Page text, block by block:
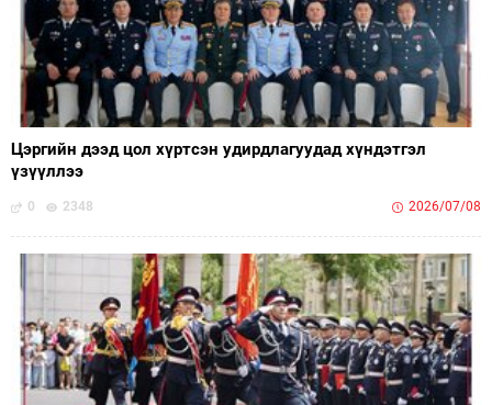
Цэргийн дээд цол хүртсэн удирдлагуудад хүндэтгэл
үзүүллээ
0 2348 2026/07/08